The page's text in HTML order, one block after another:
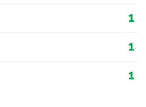
1
1
1